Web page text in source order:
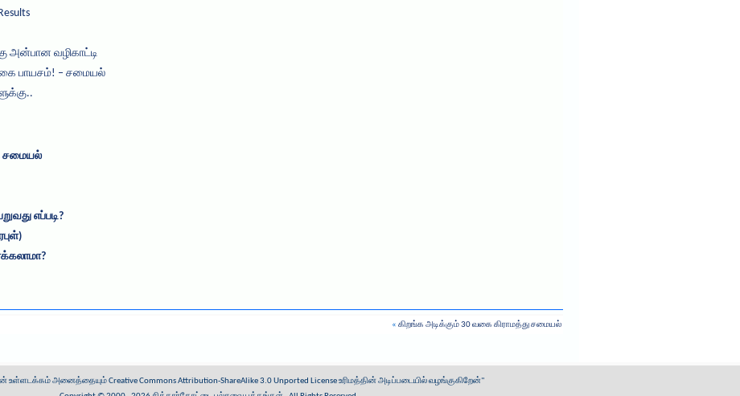
அன்பான வழிகாட்டி
பாயசம்! – சமையல்
எப்படி?
« கிறங்க அடிக்கும் 30 வகை கிராமத்து சமையல்
உள்ளடக்கம் அனைத்தையும்Creative Commons Attribution-ShareAlike 3.0 Unported Licenseஉரிமத்தின் அடிப்படையில் வழங்குகிறேன்"